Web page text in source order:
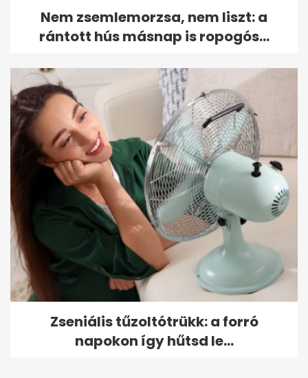
Nem zsemlemorzsa, nem liszt: a
rántott hús másnap is ropogós...
Zseniális tűzoltótrükk: a forró
napokon így hűtsd le...